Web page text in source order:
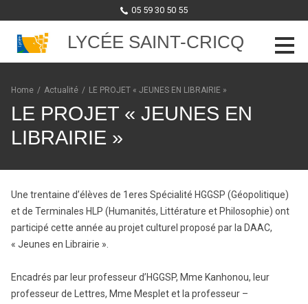
05 59 30 50 55
LYCÉE SAINT-CRICQ
Skip to content
Home / Actualité / LE PROJET « JEUNES EN LIBRAIRIE »
LE PROJET « JEUNES EN
LIBRAIRIE »
Une trentaine d’élèves de 1eres Spécialité HGGSP (Géopolitique)
et de Terminales HLP (Humanités, Littérature et Philosophie) ont
participé cette année au projet culturel proposé par la DAAC,
« Jeunes en Librairie ».
Encadrés par leur professeur d’HGGSP, Mme Kanhonou, leur
professeur de Lettres, Mme Mesplet et la professeur –